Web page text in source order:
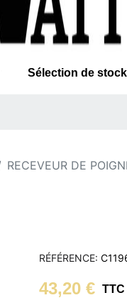
Sélection de stock
RECEVEUR DE
RÉFÉRENCE
43,20 € TTC